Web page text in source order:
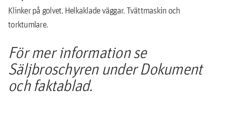
Klinker på golvet. Helkaklade väggar. Tvättmaskin och
torktumlare.
För mer information se
Säljbroschyren under Dokument
och faktablad.